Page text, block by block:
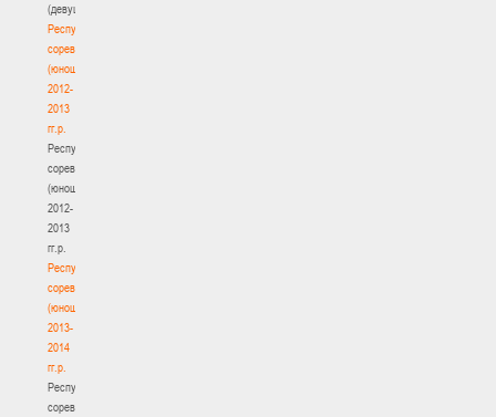
(девушки)
Республиканские
соревнования
(юноши)
2012-
2013
гг.р.
Республиканские
соревнования
(юноши)
2012-
2013
гг.р.
Республиканские
соревнования
(юноши)
2013-
2014
гг.р.
Республиканские
соревнования